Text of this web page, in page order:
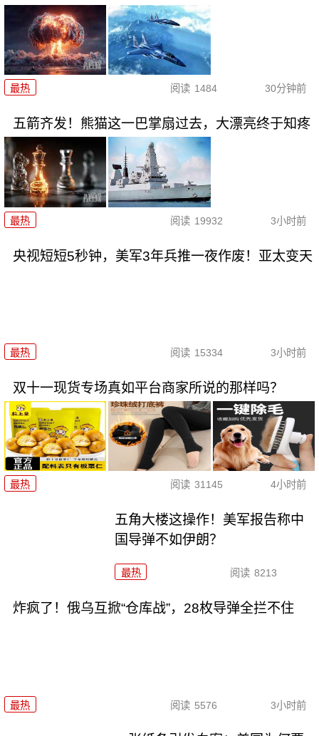
最热 阅读 1484 30分钟前
五箭齐发！熊猫这一巴掌扇过去，大漂亮终于知疼
最热 阅读 19932 3小时前
央视短短5秒钟，美军3年兵推一夜作废！亚太变天
最热 阅读 15334 3小时前
双十一现货专场真如平台商家所说的那样吗？
最热 阅读 31145 4小时前
五角大楼这操作！美军报告称中
国导弹不如伊朗？
最热 阅读 8213
炸疯了！俄乌互掀“仓库战”，28枚导弹全拦不住
最热 阅读 5576 3小时前